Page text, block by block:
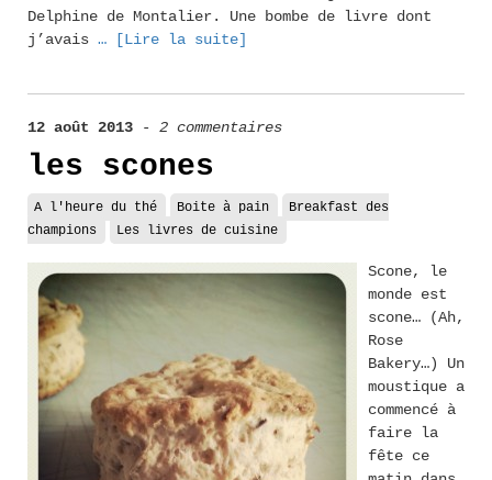
Delphine de Montalier. Une bombe de livre dont
j’avais … [Lire la suite]
12 août 2013 - 2 commentaires
les scones
A l'heure du thé Boite à pain
Breakfast des
champions
Les livres de cuisine
Scone, le
monde est
scone… (Ah,
Rose
Bakery…) Un
moustique a
commencé à
faire la
fête ce